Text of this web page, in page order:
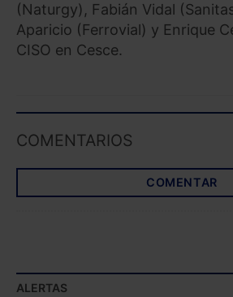
(Naturgy), Fabián Vidal
Aparicio (Ferrovial) y Enrique
CISO en Cesce.
COMENTARIOS
COMENTAR
ALERTAS